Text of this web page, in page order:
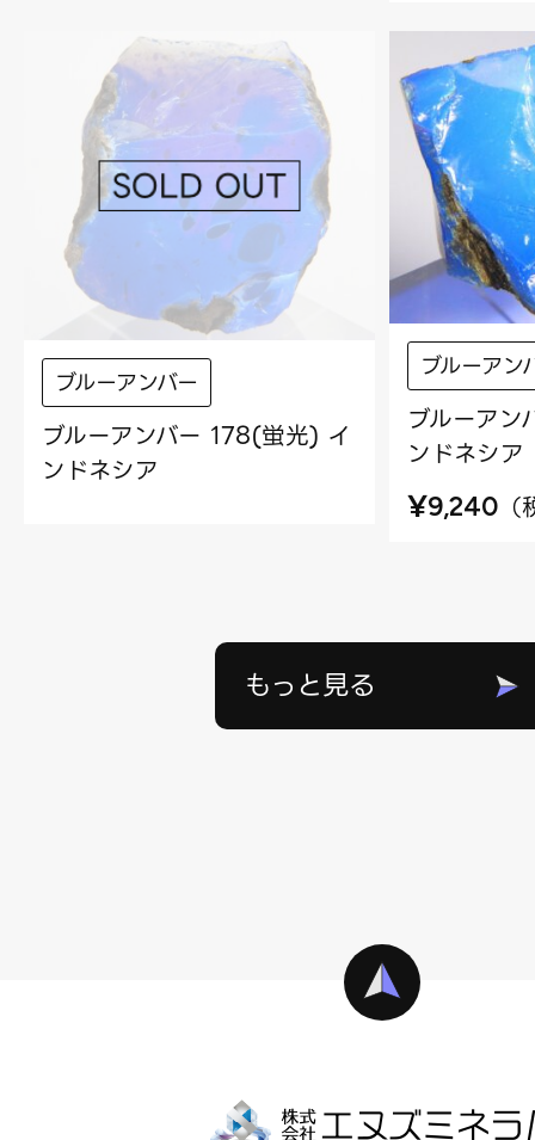
ブルーアンバー
ブルーアンバー 178(蛍光) イ
ンドネシア
ブルーアン
ブルーア
ンドネシア
¥9,240 （
もっと見る